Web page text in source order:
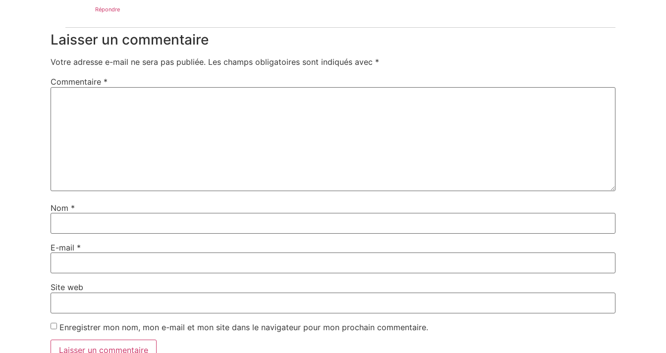
Répondre
Laisser un commentaire
Votre adresse e-mail ne sera pas publiée. Les champs obligatoires sont indiqués avec *
Commentaire *
Nom *
E-mail *
Site web
Enregistrer mon nom, mon e-mail et mon site dans le navigateur pour mon prochain commentaire.